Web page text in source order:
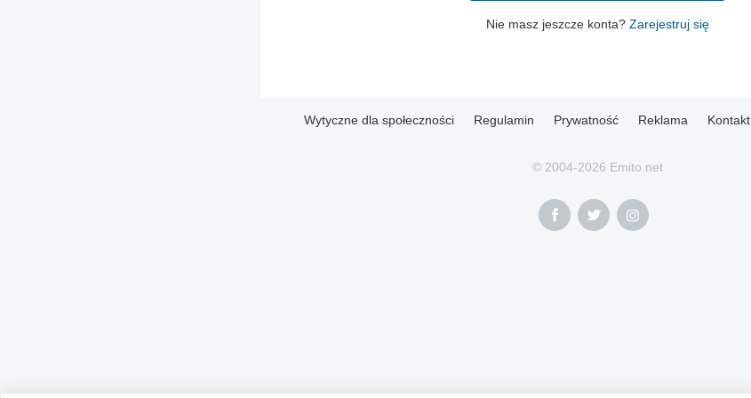
Nie masz jeszcze konta? Zarejestruj się
Wytyczne dla społeczności Regulamin Prywatność Reklama Kontakt
© 2004-2026 Emito.net